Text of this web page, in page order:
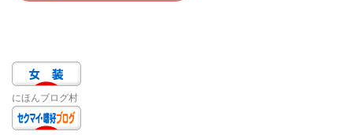
にほんブログ村